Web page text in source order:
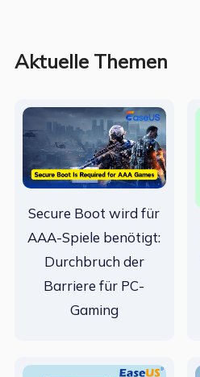
Aktuelle Themen
Secure Boot wird für
AAA-Spiele benötigt:
Durchbruch der
Barriere für PC-
Gaming